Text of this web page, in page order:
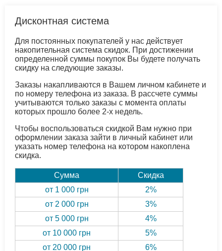
Дисконтная система
Для постоянных покупателей у нас действует
накопительная система скидок. При достижении
определенной суммы покупок Вы будете получать
скидку на следующие заказы.
Заказы накапливаются в Вашем личном кабинете и
по номеру телефона из заказа. В рассчете суммы
учитываются только заказы с момента оплаты
которых прошло более 2-х недель.
Чтобы воспользоваться скидкой Вам нужно при
оформлении заказа зайти в личный кабинет или
указать номер телефона на котором накоплена
скидка.
Сумма
Скидка
от 1 000 грн
2%
от 2 000 грн
3%
от 5 000 грн
4%
от 10 000 грн
5%
от 20 000 грн
6%